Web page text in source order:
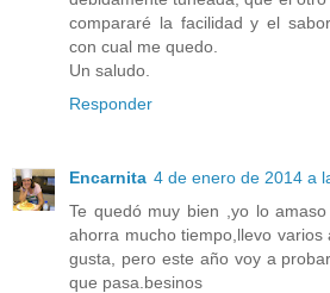
compararé la facilidad y el
con cual me quedo.
Un saludo.
Responder
Encarnita 4 de enero de 2014 a
Te quedó muy bien ,yo lo
ahorra mucho tiempo,llevo varios
gusta, pero este año voy a
que pasa.besinos